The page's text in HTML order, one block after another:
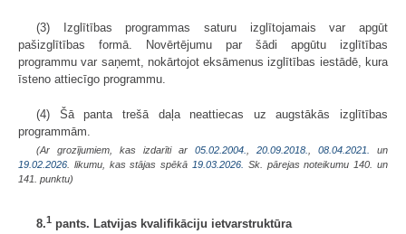
(3) Izglītības programmas saturu izglītojamais var apgūt
pašizglītības formā. Novērtējumu par šādi apgūtu izglītības
programmu var saņemt, nokārtojot eksāmenus izglītības iestādē, kura
īsteno attiecīgo programmu.
(4) Šā panta trešā daļa neattiecas uz augstākās izglītības
programmām.
(Ar grozījumiem, kas izdarīti ar 05.02.2004. 20.09.2018. 08.04.2021.
un
19.02.2026 . likumu, kas stājas spēkā 19.03.2026.
Sk. pārejas noteikumu 140. un
141. punktu)
8.1 pants. Latvijas kvalifikāciju ietvarstruktūra